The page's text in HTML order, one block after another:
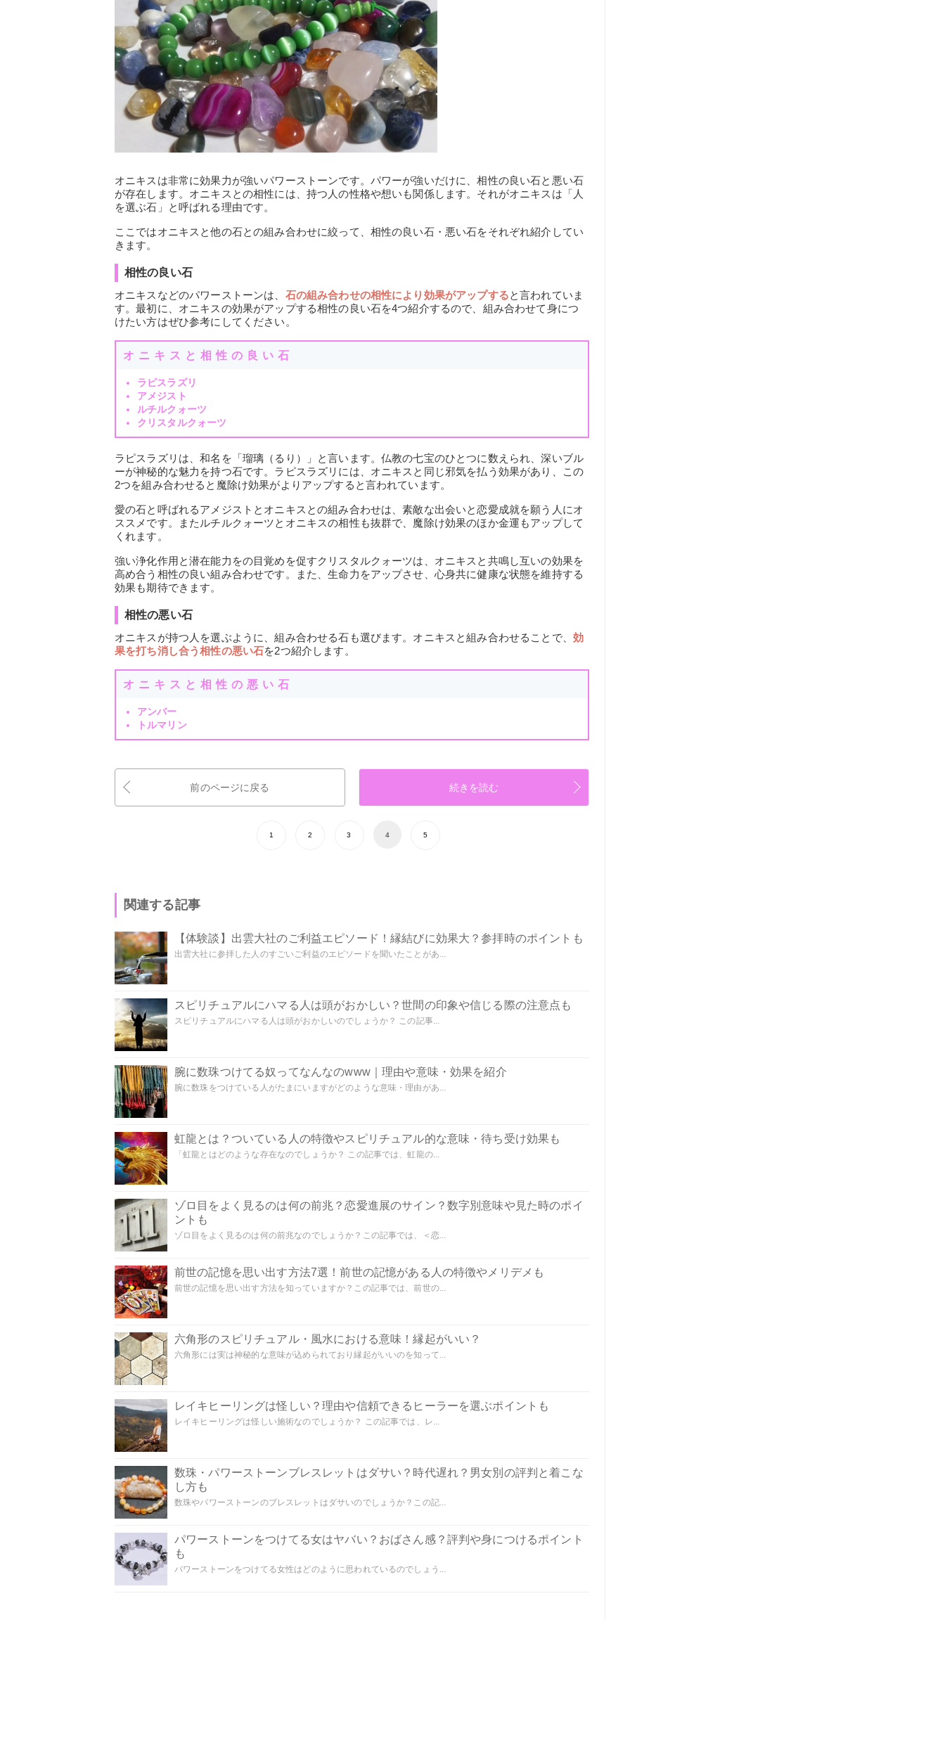
オニキスは非常に効果力が強いパワーストーンです。パワーが強いだけに、相性の良い石と悪い石
が存在します。オニキスとの相性には、持つ人の性格や想いも関係します。それがオニキスは「人
を選ぶ石」と呼ばれる理由です。
ここではオニキスと他の石との組み合わせに絞って、相性の良い石・悪い石をそれぞれ紹介してい
きます。
相性の良い石
オニキスなどのパワーストーンは、 石の組み合わせの相性により効果がアップすると言われていま
す。最初に、オニキスの効果がアップする相性の良い石を4つ紹介するので、組み合わせて身につ
けたい方はぜひ参考にしてください。
オニキスと相性の良い石
ラピスラズリ
アメジスト
ルチルクォーツ
クリスタルクォーツ
ラピスラズリは、和名を「瑠璃（るり）」と言います。仏教の七宝のひとつに数えられ、深いブル
ーが神秘的な魅力を持つ石です。ラピスラズリには、オニキスと同じ邪気を払う効果があり、この
2つを組み合わせると魔除け効果がよりアップすると言われています。
愛の石と呼ばれるアメジストとオニキスとの組み合わせは、素敵な出会いと恋愛成就を願う人にオ
ススメです。またルチルクォーツとオニキスの相性も抜群で、魔除け効果のほか金運もアップして
くれます。
強い浄化作用と潜在能力をの目覚めを促すクリスタルクォーツは、オニキスと共鳴し互いの効果を
高め合う相性の良い組み合わせです。また、生命力をアップさせ、心身共に健康な状態を維持する
効果も期待できます。
相性の悪い石
オニキスが持つ人を選ぶように、組み合わせる石も選びます。オニキスと組み合わせることで、 効
果を打ち消し合う相性の悪い石を2つ紹介します。
オニキスと相性の悪い石
アンバー
トルマリン
前のページに戻る 続きを読む
1 2 3 4 5
関連する記事
【体験談】出雲大社のご利益エピソード！縁結びに効果大？参拝時のポイントも
出雲大社に参拝した人のすごいご利益のエピソードを聞いたことがあ...
スピリチュアルにハマる人は頭がおかしい？世間の印象や信じる際の注意点も
スピリチュアルにハマる人は頭がおかしいのでしょうか？ この記事...
腕に数珠つけてる奴ってなんなのwww｜理由や意味・効果を紹介
腕に数珠をつけている人がたまにいますがどのような意味・理由があ...
虹龍とは？ついている人の特徴やスピリチュアル的な意味・待ち受け効果も
「虹龍とはどのような存在なのでしょうか？ この記事では、虹龍の...
ゾロ目をよく見るのは何の前兆？恋愛進展のサイン？数字別意味や見た時のポイ
ントも
ゾロ目をよく見るのは何の前兆なのでしょうか？この記事では、＜恋...
前世の記憶を思い出す方法7選！前世の記憶がある人の特徴やメリデメも
前世の記憶を思い出す方法を知っていますか？この記事では、前世の...
六角形のスピリチュアル・風水における意味！縁起がいい？
六角形には実は神秘的な意味が込められており縁起がいいのを知って...
レイキヒーリングは怪しい？理由や信頼できるヒーラーを選ぶポイントも
レイキヒーリングは怪しい施術なのでしょうか？ この記事では、レ...
数珠・パワーストーンブレスレットはダサい？時代遅れ？男女別の評判と着こな
し方も
数珠やパワーストーンのブレスレットはダサいのでしょうか？この記...
パワーストーンをつけてる女はヤバい？おばさん感？評判や身につけるポイント
も
パワーストーンをつけてる女性はどのように思われているのでしょう...